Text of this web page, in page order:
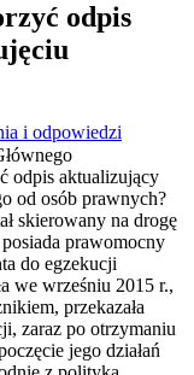
odpis
i odpowiedzi
odpis aktualizujący
od osób prawnych?
skierowany na drogę
prawomocny
do egzekucji
we wrześniu 2015 r.,
przekazała
zaraz po otrzymaniu
jego działań